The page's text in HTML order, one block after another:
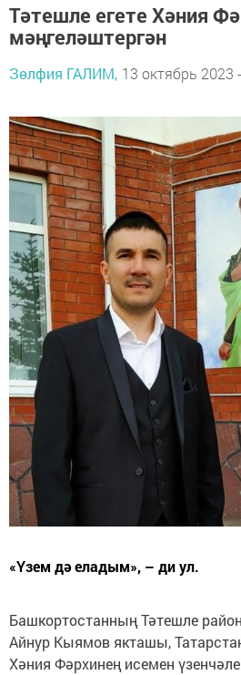
Тәтешле егете Хәния
мәңгеләштергән
Зөлфия ГАЛИМ, 13 октябрь 2023
«Үзем дә еладым», – ди ул.
Башкортостанның Тәтешле
Айнур Кыямов якташы,
Хәния Фәрхинең исемен